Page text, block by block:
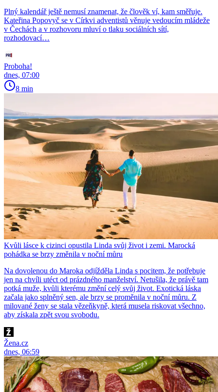
Plný kalendář ještě nemusí znamenat, že člověk ví, kam směřuje.
Kateřina Popovyč se v Církvi adventistů věnuje vedoucím mládeže
v Čechách a v rozhovoru mluví o tlaku sociálních sítí,
rozhodovací…
Proboha!
dnes, 07:00
8 min
Kvůli lásce k cizinci opustila Linda svůj život i zemi. Marocká
pohádka se brzy změnila v noční můru
Na dovolenou do Maroka odjížděla Linda s pocitem, že potřebuje
jen na chvíli utéct od prázdného manželství. Netušila, že právě tam
potká muže, kvůli kterému změní celý svůj život. Exotická láska
začala jako splněný sen, ale brzy se proměnila v noční můru. Z
milované ženy se stala vězeňkyně, která musela riskovat všechno,
aby získala zpět svou svobodu.
Žena.cz
dnes, 06:59